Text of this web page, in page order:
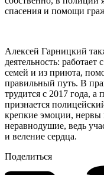
спасения и помощи
Алексей Гарницкий
деятельность:
семей и из приюта,
правильный путь. В
трудится с 2017 года, а
признается
крепкие эмоции, нервы
неравнодушие, ведь
и веление сердца.
Поделиться